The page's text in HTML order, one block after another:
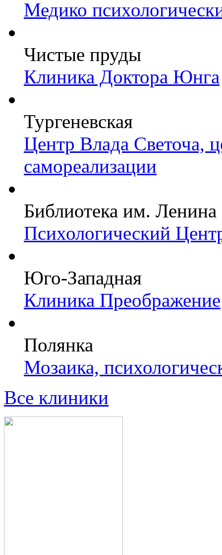
Медико
Чистые пруды
Клиника Доктора Юнга
Тургеневская
Центр Влада Светоча,
самореализации
Библиотека им. Ленина
Психологический
Юго-Западная
Клиника Преображение
Полянка
Мозаика,
Все клиники